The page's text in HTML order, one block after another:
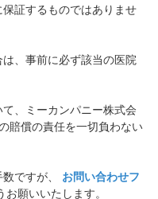
証するものではありませ
、事前に必ず該当の医院
、ミーカンパニー株式会
賠償の責任を一切負わない
ですが、
お問い合わせフ
願いいたします。